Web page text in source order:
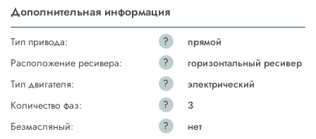
Дополнительная информация
Тип привода: ?
прямой
Расположение ресивера:
?
горизонтальный ресивер
Тип двигателя:
?
электрический
Количество фаз:
?
3
Безмасляный:
?
нет